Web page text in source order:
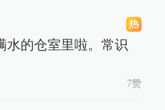
水的仓室里啦。常识
7赞